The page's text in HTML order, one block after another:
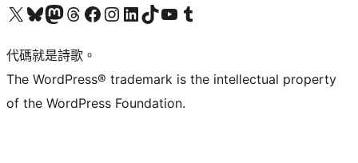
Visit our X (formerly Twitter) account
Visit our Bluesky account
Visit our Mastodon account
Visit our Threads account
訪問我們的 Facebook 專頁Visit our Instagram account
Visit our LinkedIn account
Visit our TikTok account
Visit our YouTube channel
Visit our Tumblr account
代碼就是詩歌。
The WordPress® trademark is the intellectual property
of the WordPress Foundation.